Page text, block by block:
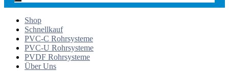
Shop
Schnellkauf
PVC-C Rohrsysteme
PVC-U Rohrsysteme
PVDF Rohrsysteme
Über Uns